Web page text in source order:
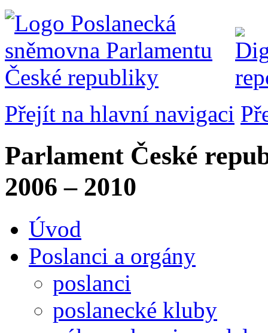
Přejít na hlavní navigaci
Parlament České
2006 – 2010
Úvod
Poslanci a orgány
poslanci
poslanecké kluby